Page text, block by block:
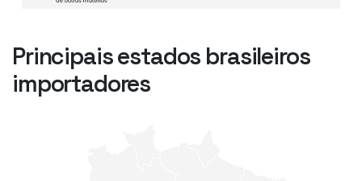
Principais estados brasileiros
importadores